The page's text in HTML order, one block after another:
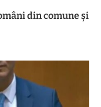
din comune și